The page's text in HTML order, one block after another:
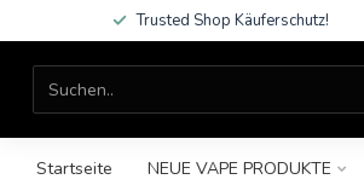
Trusted Shop Käuferschutz!
Startseite NEUE VAPE PRODUKTE